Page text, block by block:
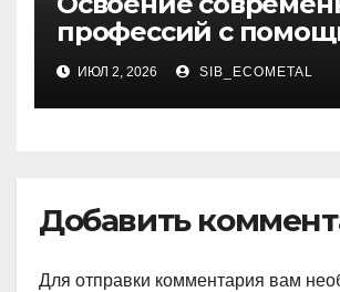
профессий с
онлайн-образования
ИЮЛ 2, 2026 SIB_ECOMETAL
Добавить
Для отправки комментария вам